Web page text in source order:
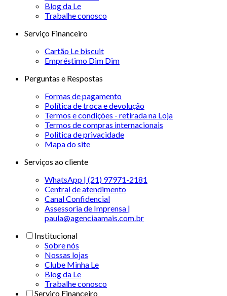
Blog da Le
Trabalhe conosco
Serviço Financeiro
Cartão Le biscuit
Empréstimo Dim Dim
Perguntas e Respostas
Formas de pagamento
Política de troca e devolução
Termos e condições - retirada na Loja
Termos de compras internacionais
Politica de privacidade
Mapa do site
Serviços ao cliente
WhatsApp | (21) 97971-2181
Central de atendimento
Canal Confidencial
Assessoria de Imprensa |
paula@agenciaamais.com.br
Institucional
Sobre nós
Nossas lojas
Clube Minha Le
Blog da Le
Trabalhe conosco
Serviço Financeiro